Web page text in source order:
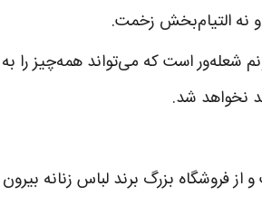
نه التیام‌بخش زخمت.
است که می‌تواند همه‌چیز را
نخواهد شد.
فروشگاه بزرگ برند لباس زنانه